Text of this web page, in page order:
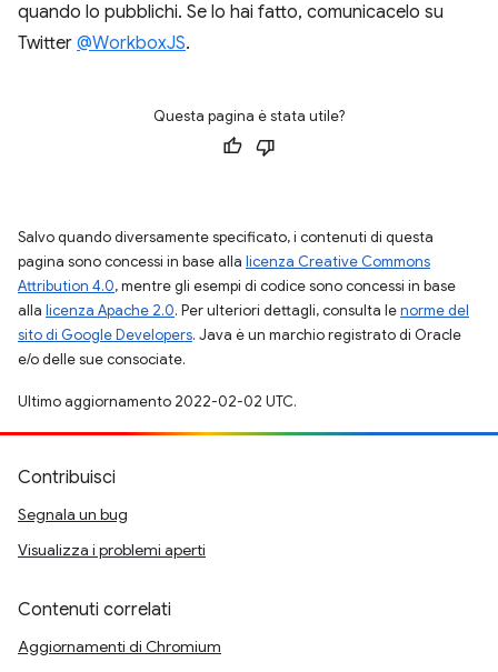
quando lo pubblichi. Se lo hai fatto, comunicacelo su
Twitter @WorkboxJS.
Questa pagina è stata utile?
Salvo quando diversamente specificato, i contenuti di questa
pagina sono concessi in base alla licenza Creative Commons
Attribution 4.0, mentre gli esempi di codice sono concessi in base
alla licenza Apache 2.0. Per ulteriori dettagli, consulta lenorme del
sito di Google Developers. Java è un marchio registrato di Oracle
e/o delle sue consociate.
Ultimo aggiornamento 2022-02-02 UTC.
Contribuisci
Segnala un bug
Visualizza i problemi aperti
Contenuti correlati
Aggiornamenti di Chromium